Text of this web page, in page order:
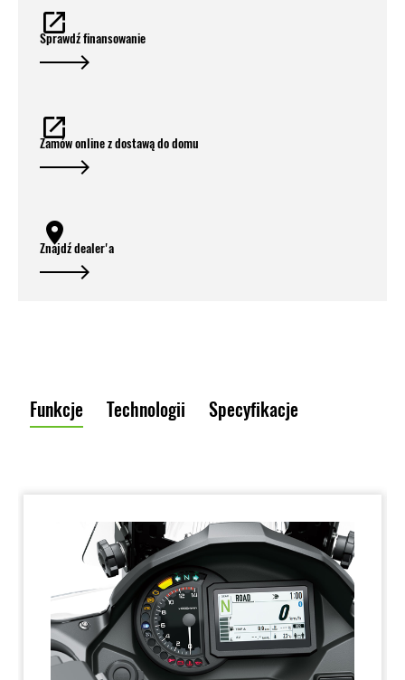
Sprawdź finansowanie
Zamów online z dostawą do domu
Znajdź dealer'a
Funkcje Technologii Specyfikacje